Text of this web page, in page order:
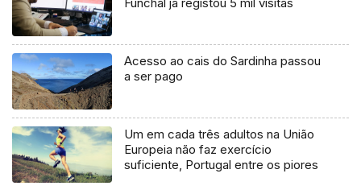
Acesso ao cais do Sardinha passou
a ser pago
Um em cada três adultos na União
Europeia não faz exercício
suficiente, Portugal entre os piores